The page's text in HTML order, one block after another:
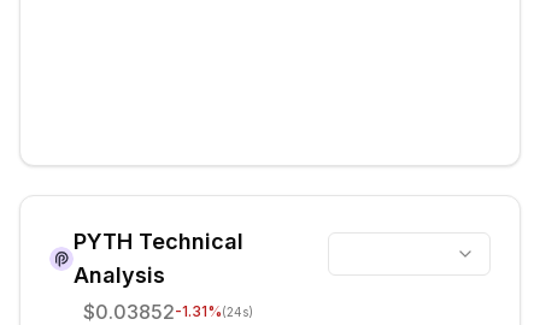
PYTH Technical
Analysis
$0.03852-1.31%(24s)